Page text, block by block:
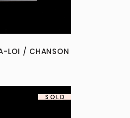
LOI / CHANSON
SOLD